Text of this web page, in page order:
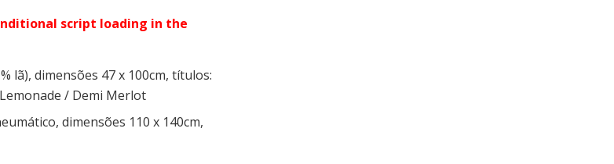
script loading in the
lã), dimensões 47 x 100cm, títulos:
/ Demi Merlot
dimensões 110 x 140cm,